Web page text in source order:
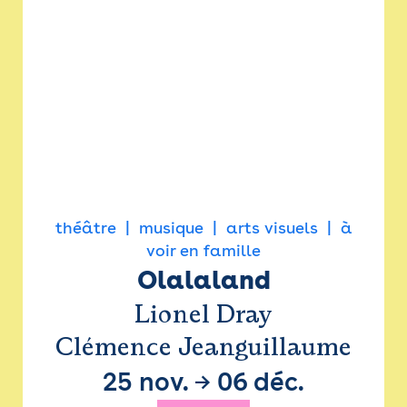
théâtre musique arts visuels
à
voir en famille
Olalaland
Lionel Dray
Clémence Jeanguillaume
25 nov. → 06 déc.